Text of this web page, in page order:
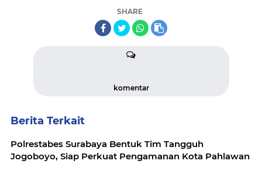
SHARE
komentar
Berita Terkait
Polrestabes Surabaya Bentuk Tim Tangguh
Jogoboyo, Siap Perkuat Pengamanan Kota Pahlawan